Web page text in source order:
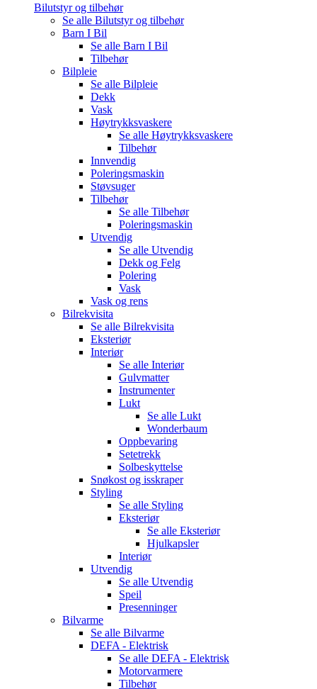
Bilutstyr og tilbehør
Se alle Bilutstyr og tilbehør
Barn I Bil
Se alle Barn I Bil
Tilbehør
Bilpleie
Se alle Bilpleie
Dekk
Vask
Høytrykksvaskere
Se alle Høytrykksvaskere
Tilbehør
Innvendig
Poleringsmaskin
Støvsuger
Tilbehør
Se alle Tilbehør
Poleringsmaskin
Utvendig
Se alle Utvendig
Dekk og Felg
Polering
Vask
Vask og rens
Bilrekvisita
Se alle Bilrekvisita
Eksteriør
Interiør
Se alle Interiør
Gulvmatter
Instrumenter
Lukt
Se alle Lukt
Wonderbaum
Oppbevaring
Setetrekk
Solbeskyttelse
Snøkost og isskraper
Styling
Se alle Styling
Eksteriør
Se alle Eksteriør
Hjulkapsler
Interiør
Utvendig
Se alle Utvendig
Speil
Presenninger
Bilvarme
Se alle Bilvarme
DEFA - Elektrisk
Se alle DEFA - Elektrisk
Motorvarmere
Tilbehør